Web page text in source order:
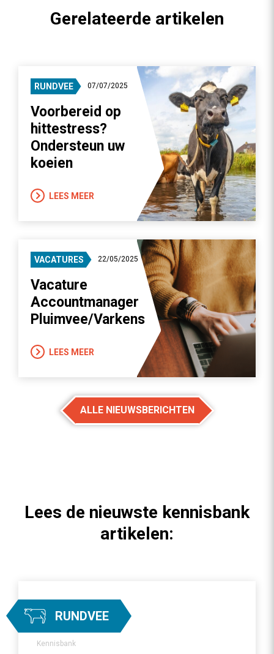
Gerelateerde artikelen
RUNDVEE 07/07/2025
Voorbereid op
hittestress?
Ondersteun uw
koeien
LEES MEER
VACATURES 22/05/2025
Vacature
Accountmanager
Pluimvee/Varkens
LEES MEER
ALLE NIEUWSBERICHTEN
Lees de nieuwste kennisbank
artikelen:
RUNDVEE
Kennisbank